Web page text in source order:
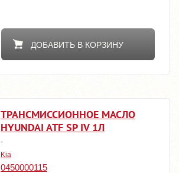
ДОБАВИТЬ В КОРЗИНУ
ТРАНСМИССИОННОЕ МАСЛО
HYUNDAI ATF SP IV 1Л
-
Kia
0450000115